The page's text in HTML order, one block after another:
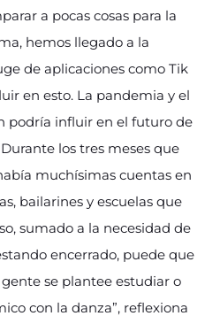
a pocas cosas para la
hemos llegado a la
de aplicaciones como Tik
en esto. La pandemia y el
podría influir en el futuro de
los tres meses que
muchísimas cuentas en
bailarines y escuelas que
sumado a la necesidad de
encerrado, puede que
se plantee estudiar o
con la danza”, reflexiona